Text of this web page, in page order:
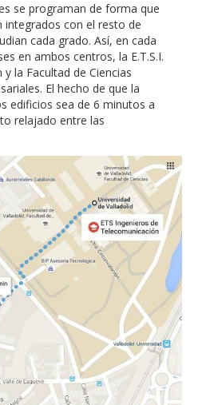
se programan de forma que
integrados con el resto de
cada grado. Así, en cada
en ambos centros, la E.T.S.I.
la Facultad de Ciencias
El hecho de que la
edificios sea de 6 minutos a
relajado entre las